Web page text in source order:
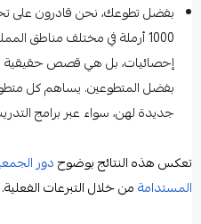
بفضل تطوعك، نحن قادرون على
1000 أرملة في مختلف مناطق
إحصائيات، بل هي قصص حقيقية
بفضل المتطوعين. يساهم كل
جديدة لهن، سواء عبر برامج
تعكس هذه النتائج بوضوحدور
المستدامةمن خلال التبرعات الفعلية.